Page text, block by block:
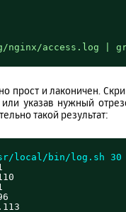
nginx/access.log |
прост и лаконичен.
указав нужный
такой результат:
local/bin/log.sh 30